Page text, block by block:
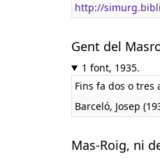
http://
Gent del
1 font, 1935.
Fins fa dos o
Barceló, Josep
Mas-Roig, ni